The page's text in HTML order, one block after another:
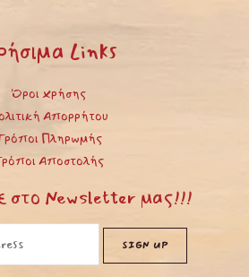
Links
Όροι Χρήσης
Απορρήτου
Πληρωμής
Αποστολής
στο Newsletter μας!!!